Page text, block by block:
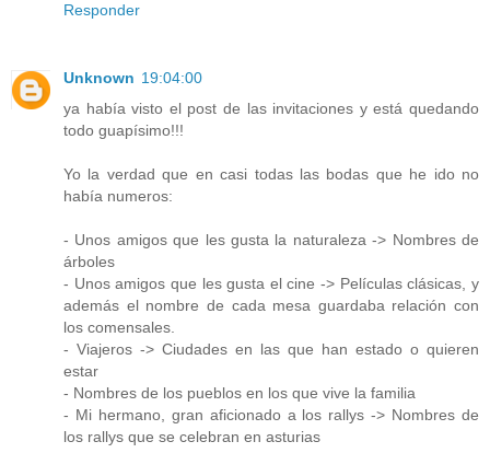
Responder
Unknown 19:04:00
ya había visto el post de las invitaciones y está quedando
todo guapísimo!!!
Yo la verdad que en casi todas las bodas que he ido no
había numeros:
- Unos amigos que les gusta la naturaleza -> Nombres de
árboles
- Unos amigos que les gusta el cine -> Películas clásicas, y
además el nombre de cada mesa guardaba relación con
los comensales.
- Viajeros -> Ciudades en las que han estado o quieren
estar
- Nombres de los pueblos en los que vive la familia
- Mi hermano, gran aficionado a los rallys -> Nombres de
los rallys que se celebran en asturias